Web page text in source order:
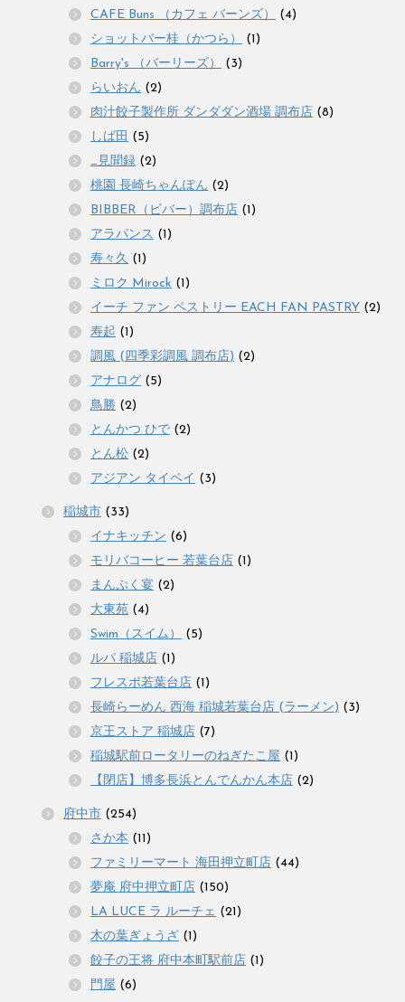
CAFE Buns （カフェ バーンズ）
(4)
ショットバー桂（かつら）
(1)
Barry's （バーリーズ）
(3)
らいおん (2)
肉汁餃子製作所 ダンダダン酒場 調布店 (8)
しば田 (5)
_見聞録 (2)
桃園 長崎ちゃんぽん (2)
BIBBER（ビバー）調布店 (1)
アラパンス (1)
寿々久 (1)
ミロク Mirock (1)
イーチ ファン ペストリー EACH FAN PASTRY (2)
寿起 (1)
調風 (四季彩調風 調布店) (2)
アナログ (5)
鳥勝 (2)
とんかつ ひで (2)
とん松 (2)
アジアン タイペイ (3)
稲城市 (33)
イナキッチン (6)
モリバコーヒー 若葉台店 (1)
まんぷく宴 (2)
大東苑 (4)
Swim（スイム）
(5)
ルパ 稲城店 (1)
フレスポ若葉台店 (1)
長崎らーめん 西海 稲城若葉台店 (ラーメン) (3)
京王ストア 稲城店 (7)
稲城駅前ロータリーのねぎたこ屋 (1)
【閉店】博多長浜とんでんかん本店 (2)
府中市 (254)
さか本 (11)
ファミリーマート 海田押立町店 (44)
夢庵 府中押立町店 (150)
LA LUCE ラ ルーチェ (21)
木の葉ぎょうざ (1)
餃子の王将 府中本町駅前店 (1)
門屋 (6)